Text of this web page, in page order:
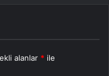
alanlar * ile